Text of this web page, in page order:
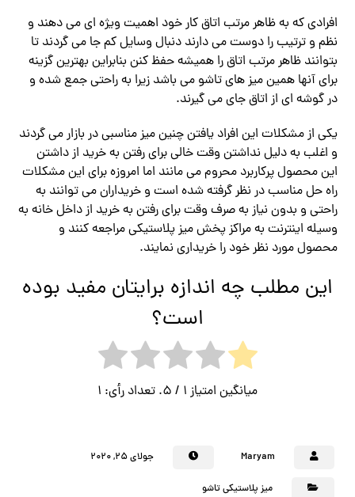
افرادی که به ظاهر مرتب اتاق کار خود اهمیت ویژه ای می دهند و
نظم و ترتیب را دوست می دارند دنبال وسایل کم جا می گردند تا
بتوانند ظاهر مرتب اتاق را همیشه حفظ کنن بنابراین بهترین گزینه
برای آنها همین میز های تاشو می باشد زیرا به راحتی جمع شده و
در گوشه ای از اتاق جای می گیرند.
یکی از مشکلات این افراد یافتن چنین میز مناسبی در بازار می گردند
و اغلب به دلیل نداشتن وقت خالی برای رفتن به خرید از داشتن
این محصول پرکاربرد محروم می مانند اما امروزه برای این مشکلات
راه حل مناسب در نظر گرفته شده است و خریداران می توانند به
راحتی و بدون نیاز به صرف وقت برای رفتن به خرید از داخل خانه به
وسیله اینترنت به مراکز پخش میز پلاستیکی مراجعه کنند و
محصول مورد نظر خود را خریداری نمایند.
این مطلب چه اندازه برایتان مفید بوده
است؟
میانگین امتیاز 1 / 5. تعداد رأی: 1
Maryam جولای ۲۵, ۲۰۲۰
میز پلاستیکی تاشو